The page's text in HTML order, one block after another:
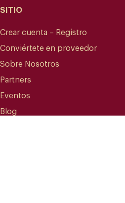
SITIO
Crear cuenta – Registro
Conviértete en proveedor
Sobre Nosotros
Partners
Eventos
Blog